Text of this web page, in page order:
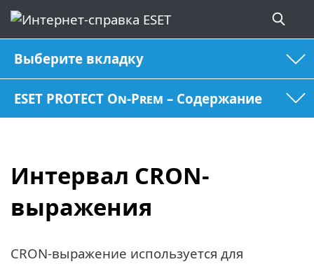
Выберите вкладку
ESET PROTECT On-Prem – Содержание
Интервал CRON-
выражения
CRON-выражение используется для